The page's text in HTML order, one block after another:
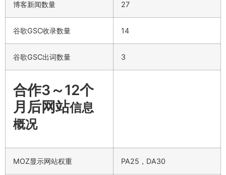
博客新闻数量 27
谷歌GSC收录数量 14
谷歌GSC出词数量 3
合作3～12个
月后网站信息
概况
MOZ显示网站权重 PA25，DA30